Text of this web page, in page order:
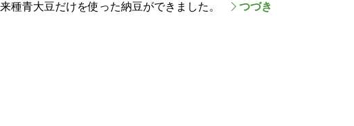
種青大豆だけを使った納豆ができました。
つづき